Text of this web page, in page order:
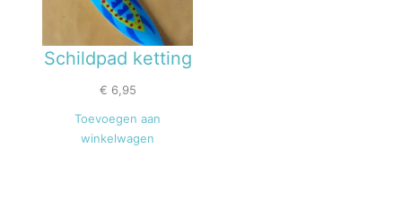
Schildpad ketting
€ 6,95
Toevoegen aan
winkelwagen